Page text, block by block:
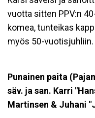
vuotta sitten PPV:n
komea, tunteikas
myös 50-vuotisjuhliin.
Punainen paita
säv. ja san. Karri
Martinsen & Juhani